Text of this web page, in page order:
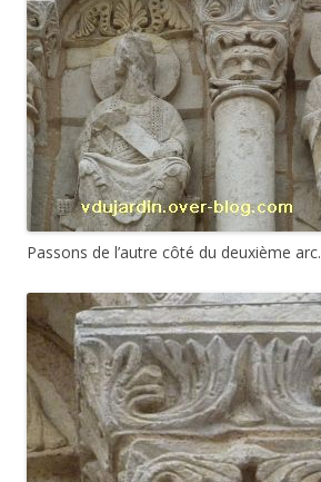
Passons de l’autre côté du deuxième arc.